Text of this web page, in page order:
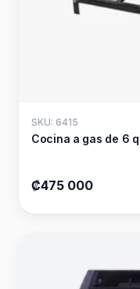
SKU: 6415
Cocina a gas de 6
₡475 000